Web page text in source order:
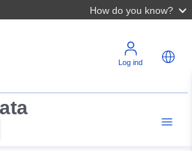
How do you know?
Log ind